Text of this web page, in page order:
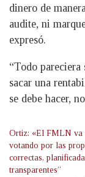
dinero de
audite, ni
expresó.
“Todo
sacar una
se debe hacer,
Ortiz: «El FMLN va
votando por las
correctas,
transparentes”